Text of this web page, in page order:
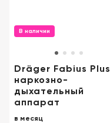
В наличии
Dräger Fabius Plus
наркозно-
дыхательный
аппарат
в месяц